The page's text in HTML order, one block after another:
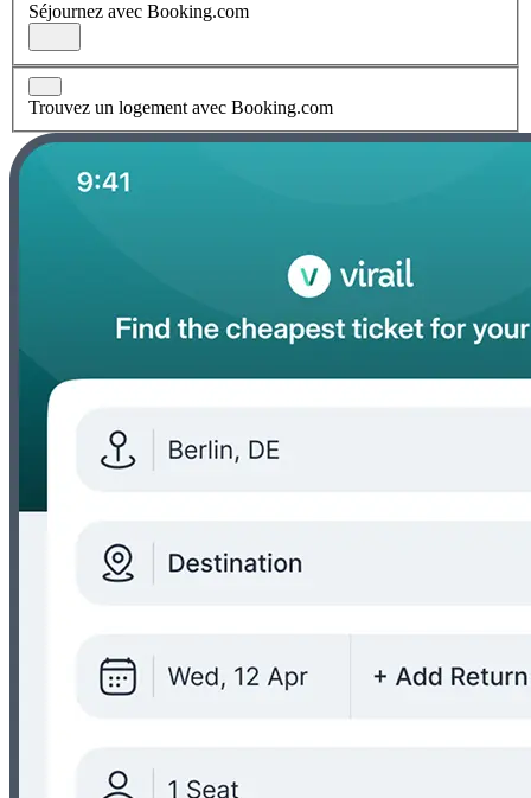
Séjournez avec Booking.com
Trouvez un logement avec Booking.com